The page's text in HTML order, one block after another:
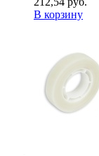
В корзину